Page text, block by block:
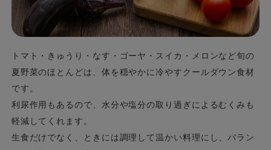
トマト・きゅうり・なす・ゴーヤ・スイカ・メロンなど旬の
夏野菜のほとんどは、体を穏やかに冷やすクールダウン食材
です。
利尿作用もあるので、水分や塩分の取り過ぎによるむくみも
軽減してくれます。
生食だけでなく、ときには調理して温かい料理にし、バラン